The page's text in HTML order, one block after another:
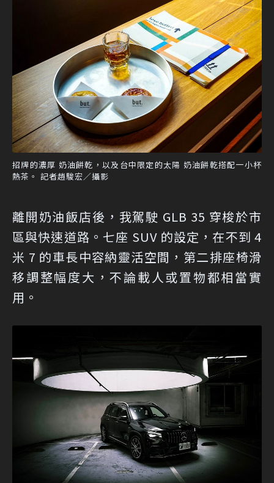
招牌的濃厚 奶油餅乾，以及台中限定的太陽 奶油餅乾搭配一小杯
熱茶。 記者趙駿宏／攝影
離開奶油飯店後，我駕駛 GLB 35 穿梭於市
區與快速道路。七座 SUV 的設定，在不到 4
米 7 的車長中容納靈活空間，第二排座椅滑
移調整幅度大，不論載人或置物都相當實
用。